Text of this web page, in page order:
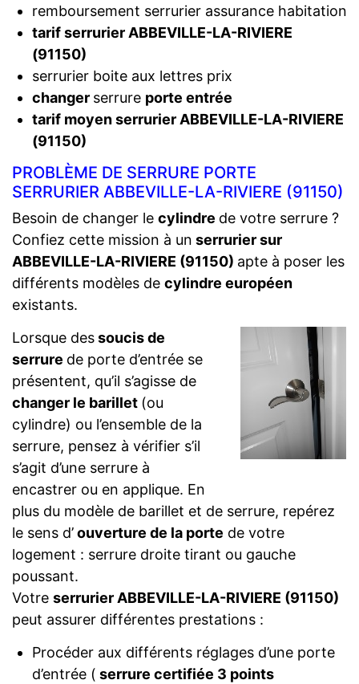
remboursement serrurier assurance habitation
tarif serrurier ABBEVILLE-LA-RIVIERE
(91150)
serrurier boite aux lettres prix
changer serrure porte entrée
tarif moyen serrurier ABBEVILLE-LA-RIVIERE
(91150)
PROBLÈME DE SERRURE PORTE
SERRURIER ABBEVILLE-LA-RIVIERE (91150)
Besoin de changer le cylindre de votre serrure ?
Confiez cette mission à un serrurier sur
ABBEVILLE-LA-RIVIERE (91150) apte à poser les
différents modèles de cylindre européen
existants.
Lorsque dessoucis de
serrure de porte d’entrée se
présentent, qu’il s’agisse de
changer le barillet (ou
cylindre) ou l’ensemble de la
serrure, pensez à vérifier s’il
s’agit d’une serrure à
encastrer ou en applique. En
plus du modèle de barillet et de serrure, repérez
le sens d’ouverture de la porte de votre
logement : serrure droite tirant ou gauche
poussant.
Votre serrurier ABBEVILLE-LA-RIVIERE (91150)
peut assurer différentes prestations :
Procéder aux différents réglages d’une porte
d’entrée ( serrure certifiée 3 points